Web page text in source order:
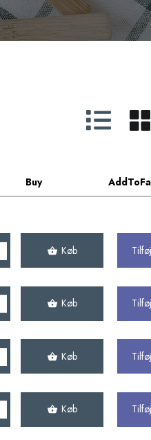
Buy
Køb
Køb
Køb
Køb